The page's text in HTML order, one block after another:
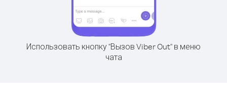
Использовать кнопку "Вызов Viber Out" в меню
чата